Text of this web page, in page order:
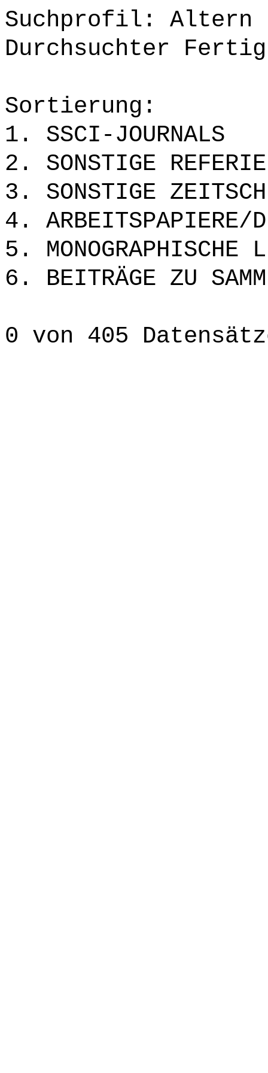
Suchprofil: Altern
Durchsuchter
Sortierung:
1. SSCI-JOURNALS
2. SONSTIGE
3. SONSTIGE
4. ARBEITSPAPIERE/
5. MONOGRAPHISCHE
6. BEITRÄGE ZU
0 von 405